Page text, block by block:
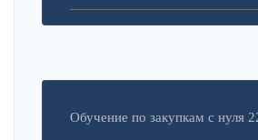
Обучение по закупкам с нуля